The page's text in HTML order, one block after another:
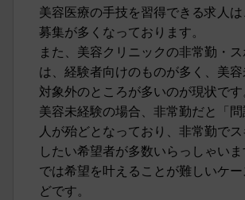
美容医療の手技を習得できる求人
募集が多くなっております。
また、美容クリニックの非常勤・
は、経験者向けのものが多く、美
対象外のところが多いのが現状です。
美容未経験の場合、非常勤だと「
人が殆どとなっており、非常勤で
したい希望者が多数いらっしゃい
では希望を叶えることが難しいケ
どです。